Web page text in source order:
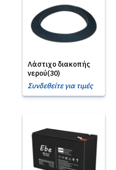
Λάστιχο διακοπής
νερού(30)
Συνδεθείτε για τιμές